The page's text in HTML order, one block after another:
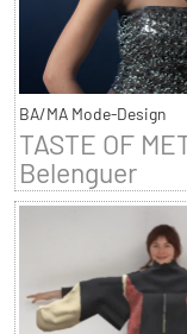
BA/MA Mode-Design
TASTE OF
Belenguer